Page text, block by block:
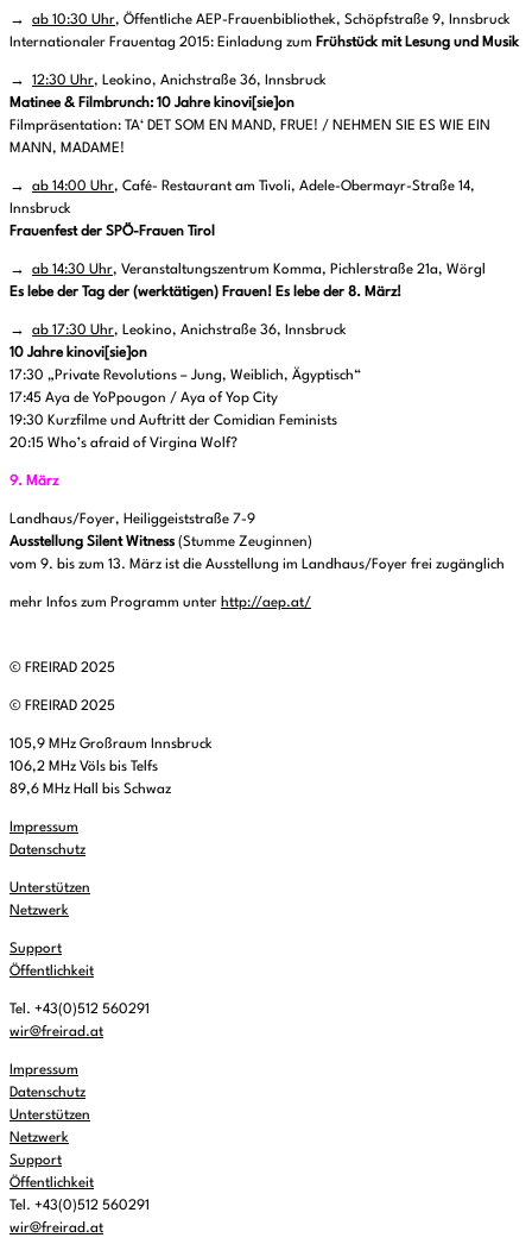
→ ab 10:30 Uhr, Öffentliche AEP-Frauenbibliothek, Schöpfstraße 9, Innsbruck
Internationaler Frauentag 2015: Einladung zum Frühstück mit Lesung und Musik
→ 12:30 Uhr, Leokino, Anichstraße 36, Innsbruck
Matinee & Filmbrunch: 10 Jahre kinovi[sie]on
Filmpräsentation: TA‘ DET SOM EN MAND, FRUE! / NEHMEN SIE ES WIE EIN
MANN, MADAME!
→ ab 14:00 Uhr, Café- Restaurant am Tivoli, Adele-Obermayr-Straße 14,
Innsbruck
Frauenfest der SPÖ-Frauen Tirol
→ ab 14:30 Uhr, Veranstaltungszentrum Komma, Pichlerstraße 21a, Wörgl
Es lebe der Tag der (werktätigen) Frauen! Es lebe der 8. März!
→ ab 17:30 Uhr, Leokino, Anichstraße 36, Innsbruck
10 Jahre kinovi[sie]on
17:30 „Private Revolutions – Jung, Weiblich, Ägyptisch“
17:45 Aya de YoPpougon / Aya of Yop City
19:30 Kurzfilme und Auftritt der Comidian Feminists
20:15 Who’s afraid of Virgina Wolf?
9. März
Landhaus/Foyer, Heiliggeiststraße 7-9
Ausstellung Silent Witness (Stumme Zeuginnen)
vom 9. bis zum 13. März ist die Ausstellung im Landhaus/Foyer frei zugänglich
mehr Infos zum Programm unter http://aep.at/
© FREIRAD 2025
© FREIRAD 2025
105,9 MHz Großraum Innsbruck
106,2 MHz Völs bis Telfs
89,6 MHz Hall bis Schwaz
Impressum
Datenschutz
Unterstützen
Netzwerk
Support
Öffentlichkeit
Tel. +43(0)512 560291
wir@freirad.at
Impressum
Datenschutz
Unterstützen
Netzwerk
Support
Öffentlichkeit
Tel. +43(0)512 560291
wir@freirad.at